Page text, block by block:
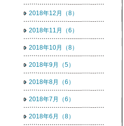
2018年12月（8）
2018年11月（6）
2018年10月（8）
2018年9月（5）
2018年8月（6）
2018年7月（6）
2018年6月（8）